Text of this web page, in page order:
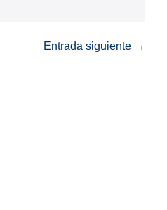
Entrada siguiente →